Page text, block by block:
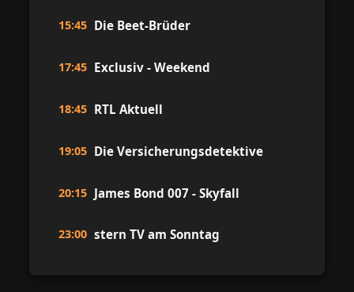
15:45 Die Beet-Brüder
17:45 Exclusiv - Weekend
18:45 RTL Aktuell
19:05 Die Versicherungsdetektive
20:15 James Bond 007 - Skyfall
23:00 stern TV am Sonntag